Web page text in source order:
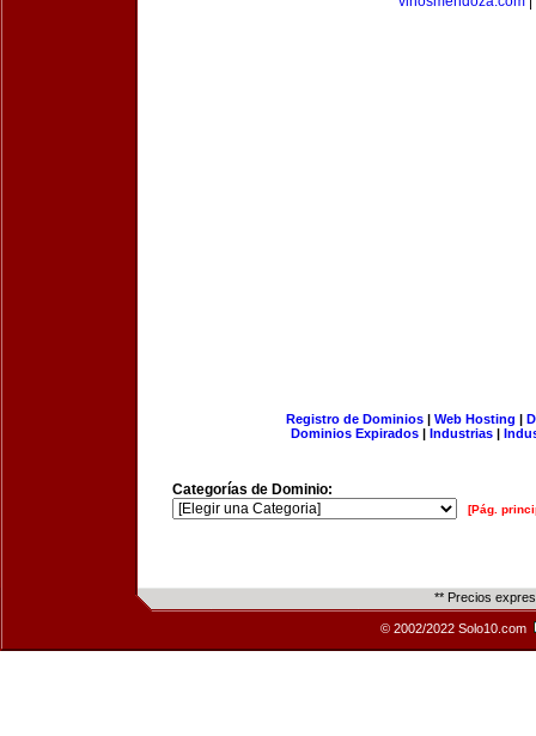
Registro de Dominios| Web Hosting |
Dominios Expirados | Industrias |
Categorías de Dominio:
[Pág.
** Precios
© 2002/2022 Solo10.com